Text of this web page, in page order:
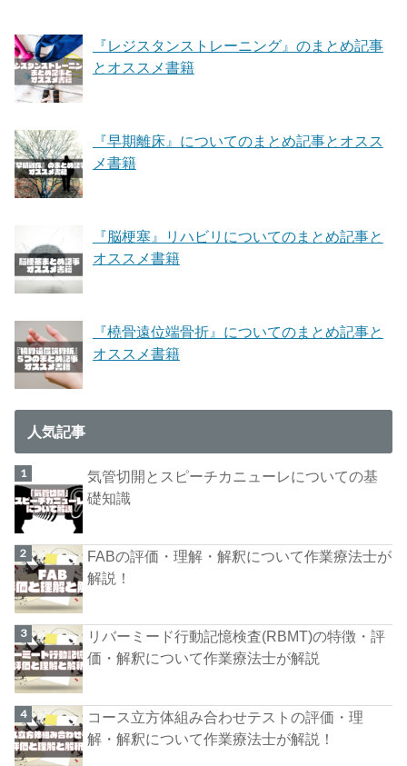
『レジスタンストレーニング』のまとめ記事
とオススメ書籍
『早期離床』についてのまとめ記事とオスス
メ書籍
『脳梗塞』リハビリについてのまとめ記事と
オススメ書籍
『橈骨遠位端骨折』についてのまとめ記事と
オススメ書籍
人気記事
気管切開とスピーチカニューレについての基
礎知識
FABの評価・理解・解釈について作業療法士が
解説！
リバーミード行動記憶検査(RBMT)の特徴・評
価・解釈について作業療法士が解説
コース立方体組み合わせテストの評価・理
解・解釈について作業療法士が解説！